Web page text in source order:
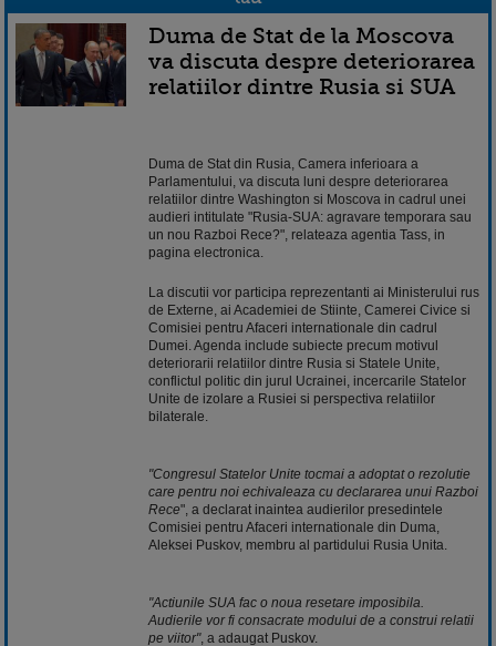
Duma de Stat de la Moscova
va discuta despre deteriorarea
relatiilor dintre Rusia si SUA
Duma de Stat din Rusia, Camera inferioara a
Parlamentului, va discuta luni despre deteriorarea
relatiilor dintre Washington si Moscova in cadrul unei
audieri intitulate "Rusia-SUA: agravare temporara sau
un nou Razboi Rece?", relateaza agentia Tass, in
pagina electronica.
La discutii vor participa reprezentanti ai Ministerului rus
de Externe, ai Academiei de Stiinte, Camerei Civice si
Comisiei pentru Afaceri internationale din cadrul
Dumei. Agenda include subiecte precum motivul
deteriorarii relatiilor dintre Rusia si Statele Unite,
conflictul politic din jurul Ucrainei, incercarile Statelor
Unite de izolare a Rusiei si perspectiva relatiilor
bilaterale.
"Congresul Statelor Unite tocmai a adoptat o rezolutie
care pentru noi echivaleaza cu declararea unui Razboi
Rece", a declarat inaintea audierilor presedintele
Comisiei pentru Afaceri internationale din Duma,
Aleksei Puskov, membru al partidului Rusia Unita.
"Actiunile SUA fac o noua resetare imposibila.
Audierile vor fi consacrate modului de a construi relatii
pe viitor", a adaugat Puskov.